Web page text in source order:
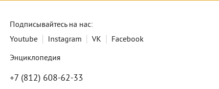
Подписывайтесь на нас:
Youtube
Instagram VK
Facebook
Энциклопедия
+7 (812) 608-62-33